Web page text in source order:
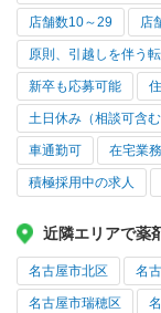
店舗数10～29 店
原則、引越しを伴う
新卒も応募可能
土日休み（相談可含む
車通勤可 在宅業
積極採用中の求人
近隣エリアで薬
名古屋市北区 名
名古屋市瑞穂区